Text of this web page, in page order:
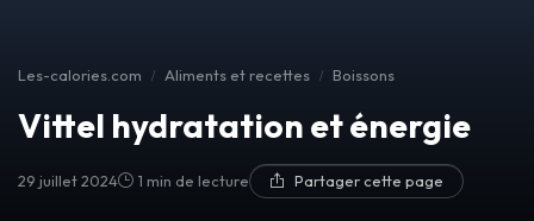
Les-calories.com Aliments et recettes Boissons
Vittel hydratation et énergie
29 juillet 2024 1 min de lecture Partager cette page